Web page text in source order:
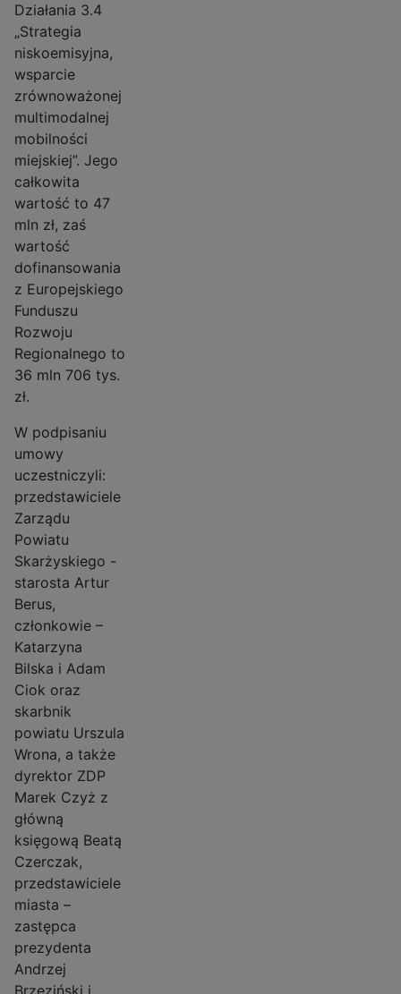
Działania 3.4
„Strategia
niskoemisyjna,
wsparcie
zrównoważonej
multimodalnej
mobilności
miejskiej”. Jego
całkowita
wartość to 47
mln zł, zaś
wartość
dofinansowania
z Europejskiego
Funduszu
Rozwoju
Regionalnego to
36 mln 706 tys.
zł.
W podpisaniu
umowy
uczestniczyli:
przedstawiciele
Zarządu
Powiatu
Skarżyskiego -
starosta Artur
Berus,
członkowie –
Katarzyna
Bilska i Adam
Ciok oraz
skarbnik
powiatu Urszula
Wrona, a także
dyrektor ZDP
Marek Czyż z
główną
księgową Beatą
Czerczak,
przedstawiciele
miasta –
zastępca
prezydenta
Andrzej